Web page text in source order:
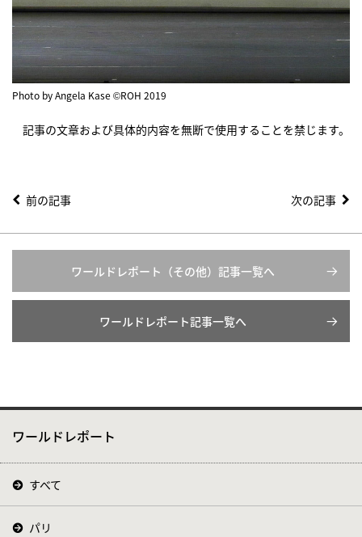
Photo by Angela Kase ©ROH 2019
記事の文章および具体的内容を無断で使用することを禁じます。
前の記事 次の記事
ワールドレポート（その他）記事一覧へ
ワールドレポート記事一覧へ
ワールドレポート
すべて
パリ